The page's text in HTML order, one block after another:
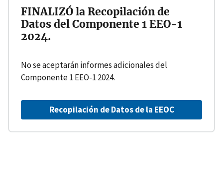
FINALIZÓ la Recopilación de
Datos del Componente 1 EEO-1
2024.
No se aceptarán informes adicionales del
Componente 1 EEO-1 2024.
Recopilación de Datos de la EEOC